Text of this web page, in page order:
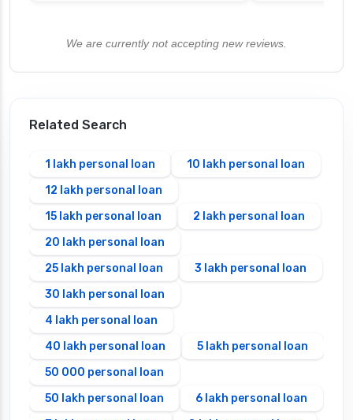
We are currently not accepting new reviews.
Related Search
1 lakh personal loan
10 lakh personal loan
12 lakh personal loan
15 lakh personal loan
2 lakh personal loan
20 lakh personal loan
25 lakh personal loan
3 lakh personal loan
30 lakh personal loan
4 lakh personal loan
40 lakh personal loan
5 lakh personal loan
50 000 personal loan
50 lakh personal loan
6 lakh personal loan